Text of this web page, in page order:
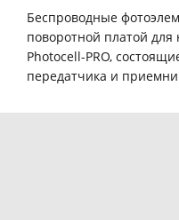
Беспроводные
поворотной платой
Photocell-PRO,
передатчика и